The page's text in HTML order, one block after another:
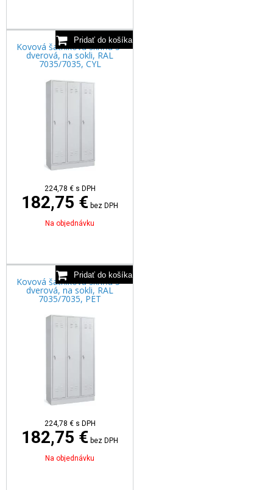
Kovová šatníková skriňa 3-
dverová, na sokli, RAL
7035/7035, CYL
224,78 € s DPH
182,75 € bez DPH
Na objednávku
Kovová šatníková skriňa 3-
dverová, na sokli, RAL
7035/7035, PET
224,78 € s DPH
182,75 € bez DPH
Na objednávku